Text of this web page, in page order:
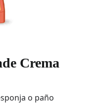
Crema
o paño